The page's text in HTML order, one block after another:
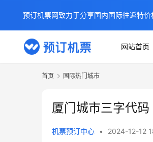
网站首页
首页 国际热门城市
厦门城市三字代码
机票预订中心 • 2024-12-12
预订机票网致力于分享国内国际往返特